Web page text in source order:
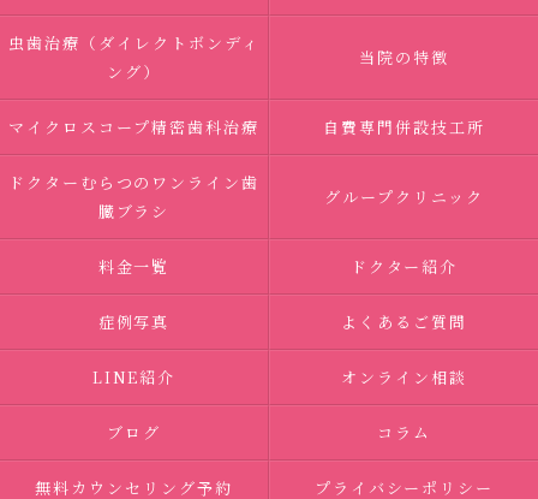
虫歯治療（ダイレクトボンディ
ング）
当院の特徴
マイクロスコープ精密歯科治療 自費専門併設技工所
ドクターむらつのワンライン歯
臓ブラシ
グループクリニック
料金一覧 ドクター紹介
症例写真 よくあるご質問
LINE紹介 オンライン相談
ブログ コラム
無料カウンセリング予約 プライバシーポリシー